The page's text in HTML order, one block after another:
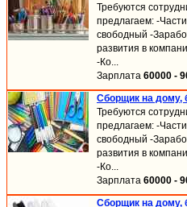
Требуются
предлагаем: -
свободный -
развития в
-Ко...
Зарплата 60000 -
Сборщик на дому,
Требуются
предлагаем: -
свободный -
развития в
-Ко...
Зарплата 60000 -
Сборщик на дому,